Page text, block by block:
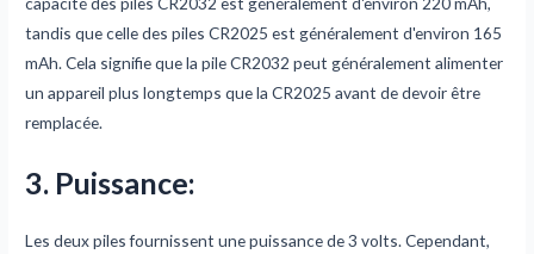
tandis que celle des piles CR2025 est généralement d'environ 165
mAh. Cela signifie que la pile CR2032 peut généralement alimenter
un appareil plus longtemps que la CR2025 avant de devoir être
remplacée.
3. Puissance:
Les deux piles fournissent une puissance de 3 volts. Cependant,